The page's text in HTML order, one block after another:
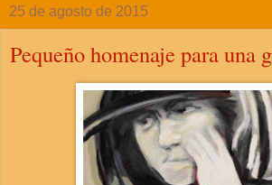
25 de agosto de 2015
Pequeño homenaje para una